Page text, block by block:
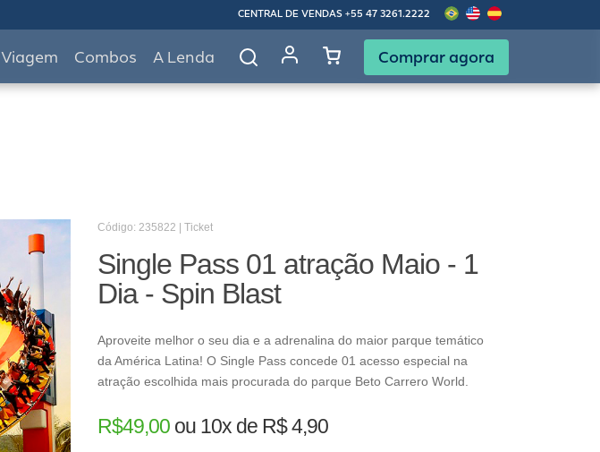
CENTRAL DE VENDAS +55 47 3261.2222
Viagem Combos A Lenda Comprar agora
Código: 235822 | Ticket
Single Pass 01 atração Maio - 1
Dia - Spin Blast
Aproveite melhor o seu dia e a adrenalina do maior parque temático
da América Latina! O Single Pass concede 01 acesso especial na
atração escolhida mais procurada do parque Beto Carrero World.
R$49,00ou 10x de R$ 4,90